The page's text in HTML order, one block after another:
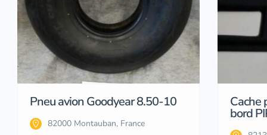
Pneu avion Goodyear 8.50-10
82000 Montauban, France
Cache
bord